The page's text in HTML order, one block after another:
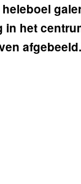
het